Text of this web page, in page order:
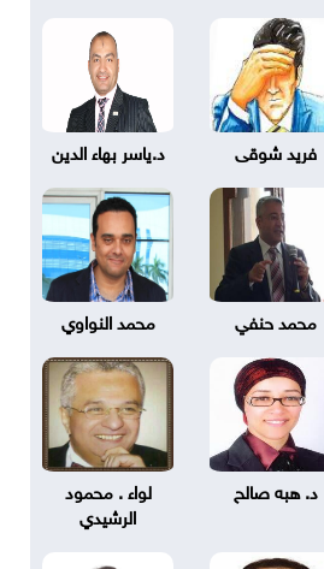
فريد شوقى د.ياسر بهاء الدين
محمد حنفي محمد النواوي
د. هبه صالح
لواء . محمود
الرشيدي